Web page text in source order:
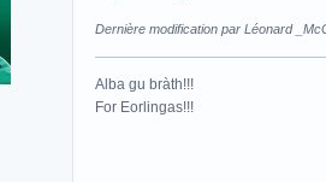
Dernière modification par Léonard
Alba gu bràth!!!
For Eorlingas!!!